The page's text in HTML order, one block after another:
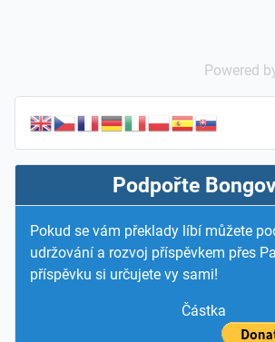
Powered
Podpořte
Pokud se vám překlady líbí můžete
udržování a rozvoj příspěvkem přes
příspěvku si určujete vy sami!
Částka